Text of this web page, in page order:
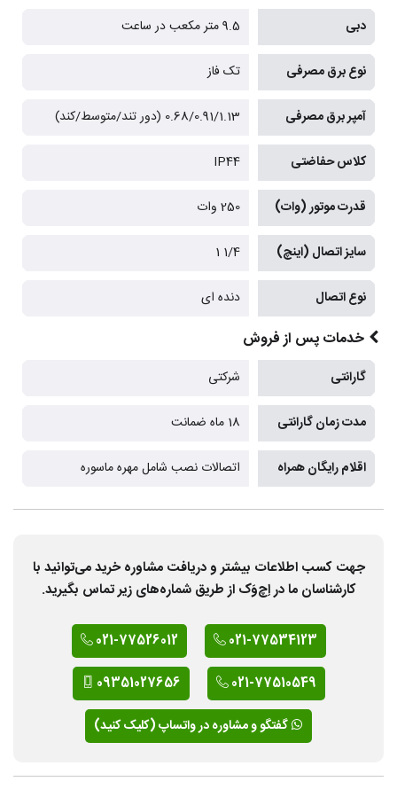
دبی 9.5 متر مکعب در ساعت
نوع برق مصرفی تک فاز
آمپر برق مصرفی 0.68/0.91/1.13 (دور تند/متوسط/کند)
کلاس حفاضتی IP44
قدرت موتور (وات) 250 وات
سایز اتصال (اینچ) 1/4 1
نوع اتصال دنده ای
خدمات پس از فروش
گارانتی شرکتی
مدت زمان گارانتی 18 ماه ضمانت
اقلام رایگان همراه اتصالات نصب شامل مهره ماسوره
جهت کسب اطلاعات بیشتر و دریافت مشاوره خرید می‌توانید با
کارشناسان ما در اِچ‌وَک از طریق شماره‌های زیر تماس بگیرید.
021-77534123
021-77526012
021-77510549
09351027656
گفتگو و مشاوره در واتساپ (کلیک کنید)